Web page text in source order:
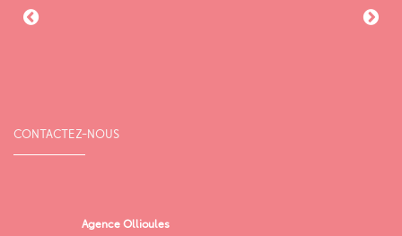
CONTACTEZ-NOUS
Agence Ollioules